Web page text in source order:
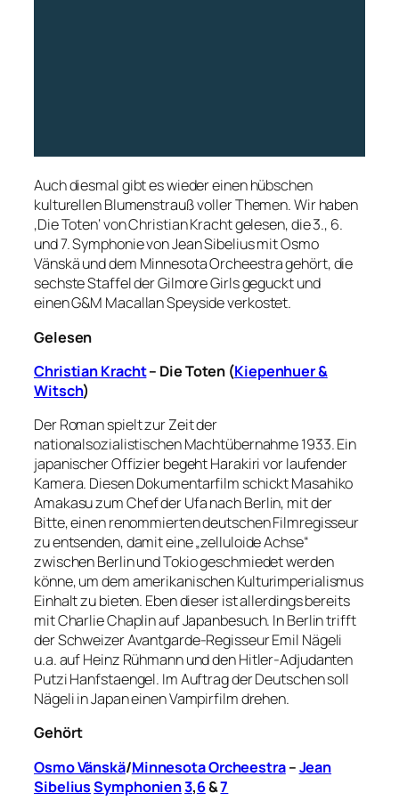
Auch diesmal gibt es wieder einen hübschen
kulturellen Blumenstrauß voller Themen. Wir haben
‚Die Toten‘ von Christian Kracht gelesen, die 3., 6.
und 7. Symphonie von Jean Sibelius mit Osmo
Vänskä und dem Minnesota Orcheestra gehört, die
sechste Staffel der Gilmore Girls geguckt und
einen G&M Macallan Speyside verkostet.
Gelesen
Christian Kracht– Die Toten (Kiepenhuer &
Witsch)
Der Roman spielt zur Zeit der
nationalsozialistischen Machtübernahme 1933. Ein
japanischer Offizier begeht Harakiri vor laufender
Kamera. Diesen Dokumentarfilm schickt Masahiko
Amakasu zum Chef der Ufa nach Berlin, mit der
Bitte, einen renommierten deutschen Filmregisseur
zu entsenden, damit eine „zelluloide Achse“
zwischen Berlin und Tokio geschmiedet werden
könne, um dem amerikanischen Kulturimperialismus
Einhalt zu bieten. Eben dieser ist allerdings bereits
mit Charlie Chaplin auf Japanbesuch. In Berlin trifft
der Schweizer Avantgarde-Regisseur Emil Nägeli
u.a. auf Heinz Rühmann und den Hitler-Adjudanten
Putzi Hanfstaengel. Im Auftrag der Deutschen soll
Nägeli in Japan einen Vampirfilm drehen.
Gehört
Osmo Vänskä/Minnesota Orcheestra–Jean
SibeliusSymphonien3,6&7